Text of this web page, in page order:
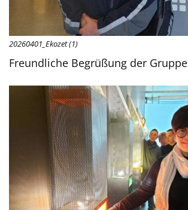
20260401_Ekozet (1)
Freundliche Begrüßung der Gruppe